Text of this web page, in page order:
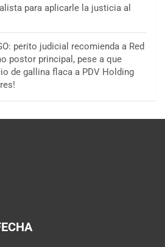
para aplicarle la justicia al
perito judicial recomienda a Red
postor principal, pese a que
de gallina flaca a PDV Holding